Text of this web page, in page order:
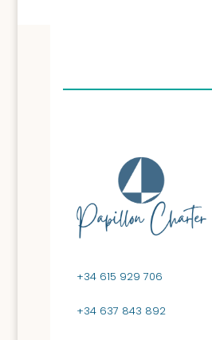
+34 615 929 706
+34 637 843 892